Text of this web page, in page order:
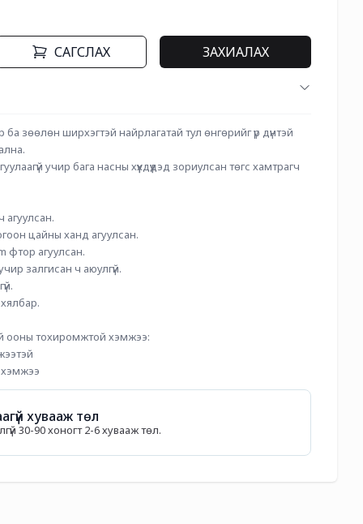
САГСЛАХ ЗАХИАЛАХ
зөөлөн ширхэгтэй найрлагатай тул өнгөрийг үр дүнтэй
учир бага насны хүүхдүүдэд зориулсан төгс хамтрагч
агуулсан.
цайны ханд агуулсан.
фтор агуулсан.
залгисан ч аюулгүй.
ооны тохиромжтой хэмжээ:
хэмжээ
хувааж төл
30-90 хоногт 2-6 хувааж төл.